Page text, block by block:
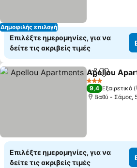
Δημοφιλής επιλογή
Επιλέξτε ημερομηνίες, για να
δείτε τις ακριβείς τιμές
Κοινοποίηση
Apellou
3 Αστέρια
9,4 Εξαιρετικό
Βαθύ - Σάμος,
Επιλέξτε ημερομηνίες, για να
δείτε τις ακριβείς τιμές